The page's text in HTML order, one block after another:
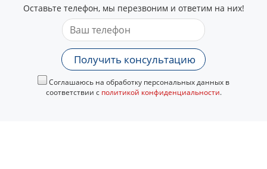
Оставьте телефон, мы перезвоним и ответим на них!
Получить консультацию
Соглашаюсь на обработку персональных данных в
соответствии с политикой конфиденциальности.